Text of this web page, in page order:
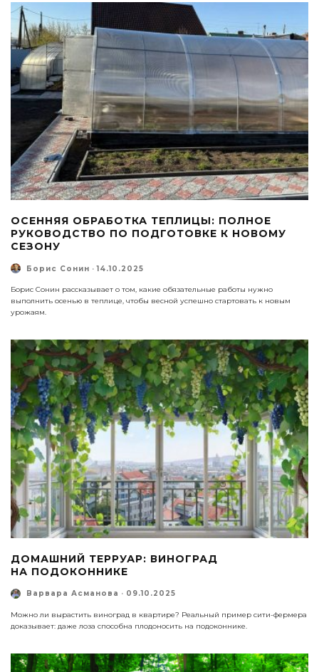
ОСЕННЯЯ ОБРАБОТКА ТЕПЛИЦЫ: ПОЛНОЕ
РУКОВОДСТВО ПО ПОДГОТОВКЕ К НОВОМУ
СЕЗОНУ
Борис Сонин · 14.10.2025
Борис Сонин рассказывает о том, какие обязательные работы нужно
выполнить осенью в теплице, чтобы весной успешно стартовать к новым
урожаям.
ДОМАШНИЙ ТЕРРУАР: ВИНОГРАД
НА ПОДОКОННИКЕ
Варвара Асманова · 09.10.2025
Можно ли вырастить виноград в квартире? Реальный пример сити-фермера
доказывает: даже лоза способна плодоносить на подоконнике.